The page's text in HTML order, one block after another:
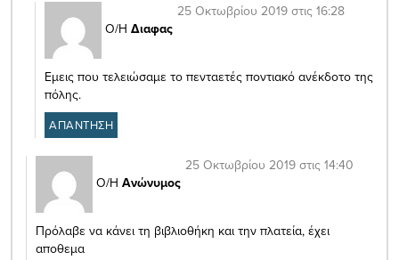
Ο/Η Διαφας
25 Οκτωβρίου 2019 στις 16:28
Eμεις που τελειώσαμε το πενταετές ποντιακό ανέκδοτο της
πόλης.
ΑΠΑΝΤΗΣΗ
Ο/Η Ανώνυμος
25 Οκτωβρίου 2019 στις 14:40
Πρόλαβε να κάνει τη βιβλιοθήκη και την πλατεία, έχει
αποθεμα